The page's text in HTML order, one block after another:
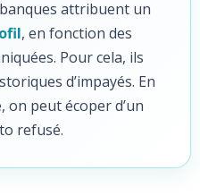
attribuent un
, en fonction des
Pour cela, ils
d’impayés. En
on peut écoper d’un
refusé.